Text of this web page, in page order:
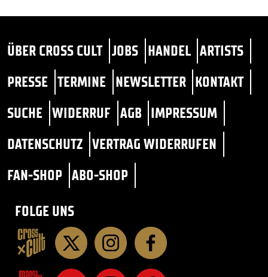
ÜBER CROSS CULT JOBS HANDEL ARTISTS
PRESSE TERMINE NEWSLETTER KONTAKT
SUCHE WIDERRUF AGB IMPRESSUM
DATENSCHUTZ VERTRAG WIDERRUFEN
FAN-SHOP ABO-SHOP
FOLGE UNS